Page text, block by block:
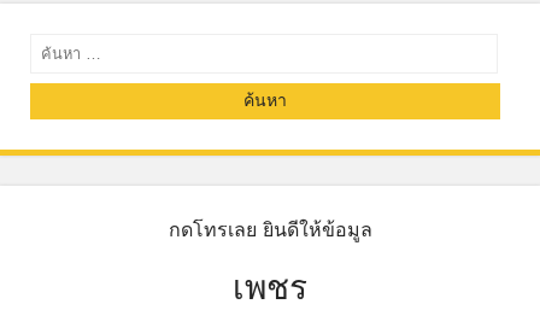
ค้นหา
กดโทรเลย ยินดีให้ข้อมูล
เพชร